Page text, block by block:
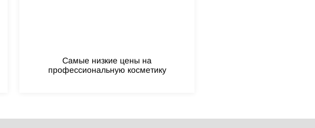
Самые низкие цены на
профессиональную косметику